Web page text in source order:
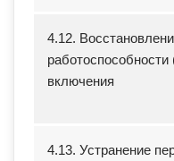
4.12.
работоспособности
включения
4.13. Устранение